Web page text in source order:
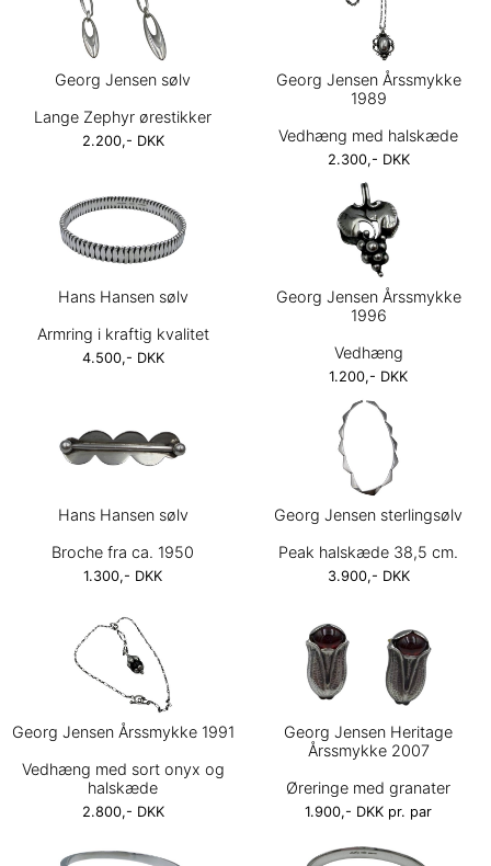
Georg Jensen sølv
Lange Zephyr ørestikker
2.200,- DKK
Georg Jensen Årssmykke
1989
Vedhæng med halskæde
2.300,- DKK
Hans Hansen sølv
Armring i kraftig kvalitet
4.500,- DKK
Georg Jensen Årssmykke
1996
Vedhæng
1.200,- DKK
Hans Hansen sølv
Broche fra ca. 1950
1.300,- DKK
Georg Jensen sterlingsølv
Peak halskæde 38,5 cm.
3.900,- DKK
Georg Jensen Årssmykke 1991
Vedhæng med sort onyx og
halskæde
2.800,- DKK
Georg Jensen Heritage
Årssmykke 2007
Øreringe med granater
1.900,- DKK pr. par